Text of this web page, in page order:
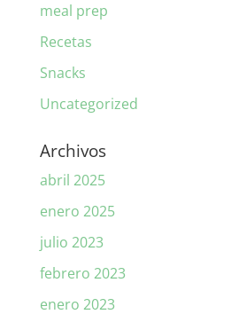
meal prep
Recetas
Snacks
Uncategorized
Archivos
abril 2025
enero 2025
julio 2023
febrero 2023
enero 2023